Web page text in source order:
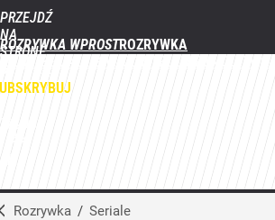
PRZEJDŹ
NA
STRONĘ
WPROST.PL
ROZRYWKA WPROST
Rozrywka / Seriale